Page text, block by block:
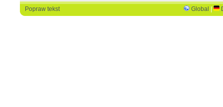
Popraw tekst Global